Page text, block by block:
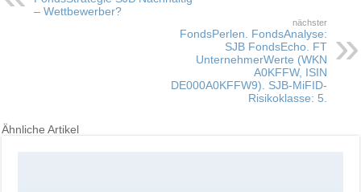
– Wettbewerber?
nächster
FondsPerlen. FondsAnalyse:
SJB FondsEcho. FT
UnternehmerWerte (WKN
A0KFFW, ISIN
DE000A0KFFW9). SJB-MiFID-
Risikoklasse: 5.
Ähnliche Artikel